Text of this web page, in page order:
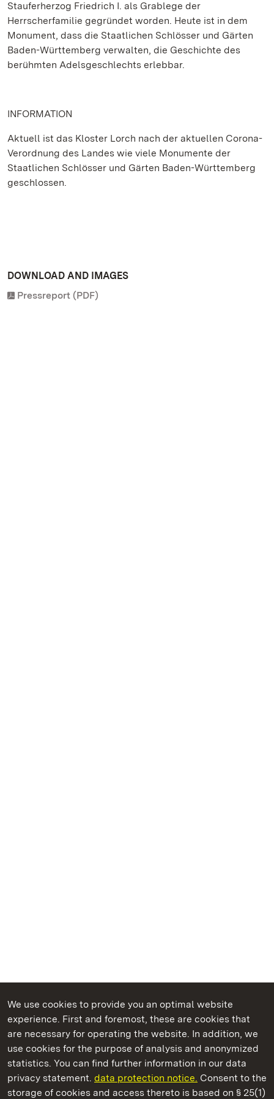
We use cookies to provide you an optimal website
experience. First and foremost, these are cookies that
are necessary for operating the website. In addition, we
use cookies for the purpose of analysis and anonymized
statistics. You can find further information in our data
privacy statement. data protection notice. Consent to the
storage of cookies and access thereto is based on § 25(1)
Stauferherzog Friedrich I. als Grablege der
Herrscherfamilie gegründet worden. Heute ist in dem
Monument, dass die Staatlichen Schlösser und Gärten
Baden-Württemberg verwalten, die Geschichte des
berühmten Adelsgeschlechts erlebbar.
INFORMATION
Aktuell ist das Kloster Lorch nach der aktuellen Corona-
Verordnung des Landes wie viele Monumente der
Staatlichen Schlösser und Gärten Baden-Württemberg
geschlossen.
DOWNLOAD AND IMAGES
Pressreport (PDF)
State Palaces and Gardens of Baden-Wuerttemberg